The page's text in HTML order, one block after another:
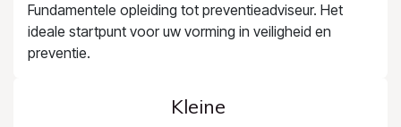
Fundamentele opleiding tot preventieadviseur. Het
ideale startpunt voor uw vorming in veiligheid en
preventie.
Kleine